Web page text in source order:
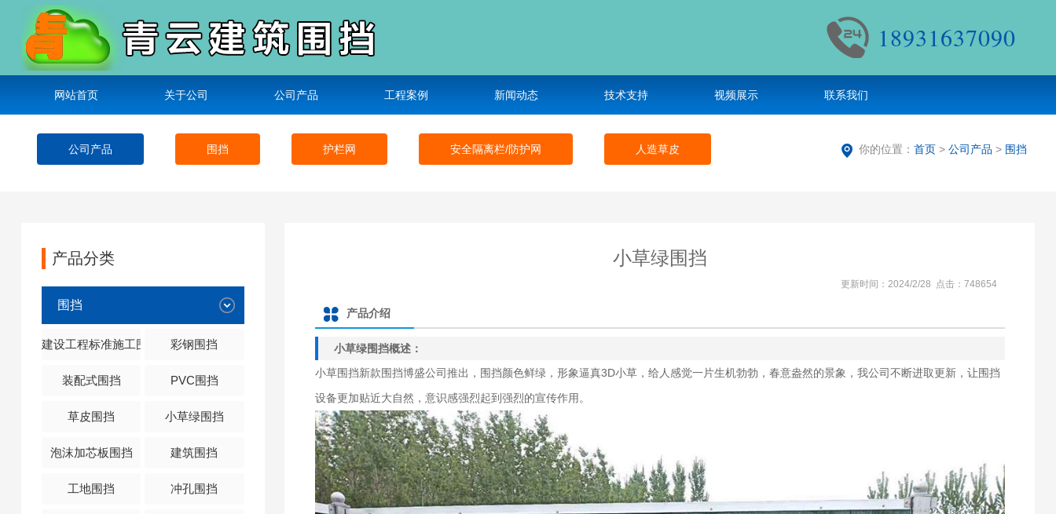
18931637090
网站首页 关于公司 公司产品 工程案例 新闻动态 技术支持 视频展示 联系我们
公司产品 围挡 护栏网 安全隔离栏/防护网 人造草皮 你的位置：首页 >公司产品 > 围挡
产品分类
围挡
建设工程标准施工围挡 彩钢围挡
装配式围挡 PVC围挡
草皮围挡 小草绿围挡
泡沫加芯板围挡 建筑围挡
工地围挡 冲孔围挡
小草绿围挡
更新时间：2024/2/28 点击：748654
产品介绍
小草绿围挡概述：
小草围挡新款围挡博盛公司推出，围挡颜色鲜绿，形象逼真3D小草，给人感觉一片生机勃勃，春意盎然的景象，我公司不断进取更新，让围挡
设备更加贴近大自然，意识感强烈起到强烈的宣传作用。